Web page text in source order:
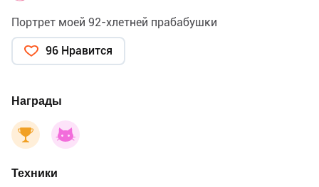
Портрет моей 92-хлетней прабабушки
96 Нравится
Награды
Техники